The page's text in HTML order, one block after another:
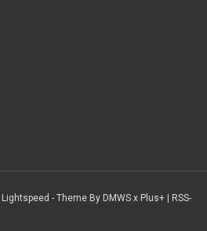
Lightspeed - Theme By DMWS x Plus+ | RSS-